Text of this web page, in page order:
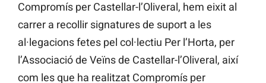
Compromís per Castellar-l’Oliveral, hem eixit al
carrer a recollir signatures de suport a les
al·legacions fetes pel col·lectiu Per l’Horta, per
l’Associació de Veïns de Castellar-l’Oliveral, així
com les que ha realitzat Compromís per